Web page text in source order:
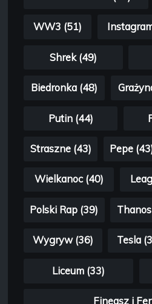
WW3 (51)
Shrek (49)
Biedronka (48)
Putin (44)
Straszne (43) Pepe
Wielkanoc (40)
Polski Rap (39)
Wygryw (36) Tesla
Liceum (33)
Fineasz i